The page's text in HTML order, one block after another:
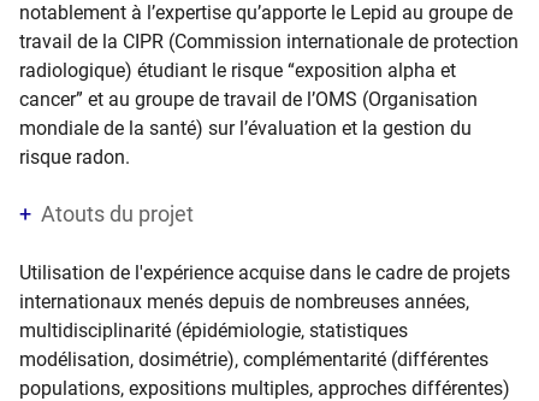
notablement à l’expertise qu’apporte le Lepid au groupe de
travail de la CIPR (Commission internationale de protection
radiologique) étudiant le risque “exposition alpha et
cancer” et au groupe de travail de l’OMS (Organisation
mondiale de la santé) sur l’évaluation et la gestion du
risque radon.
Atouts du projet
Utilisation de l'expérience acquise dans le cadre de projets
internationaux menés depuis de nombreuses années,
multidisciplinarité (épidémiologie, statistiques
modélisation, dosimétrie), complémentarité (différentes
populations, expositions multiples, approches différentes)